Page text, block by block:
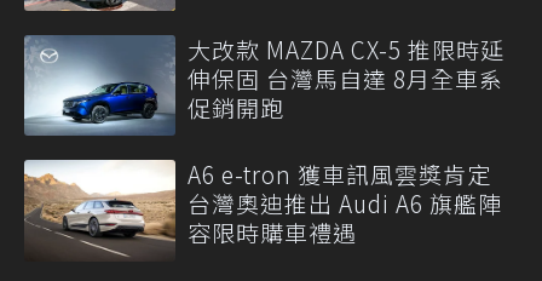
大改款 MAZDA CX-5 推限時延
伸保固 台灣馬自達 8月全車系
促銷開跑
A6 e-tron 獲車訊風雲獎肯定
台灣奧迪推出 Audi A6 旗艦陣
容限時購車禮遇